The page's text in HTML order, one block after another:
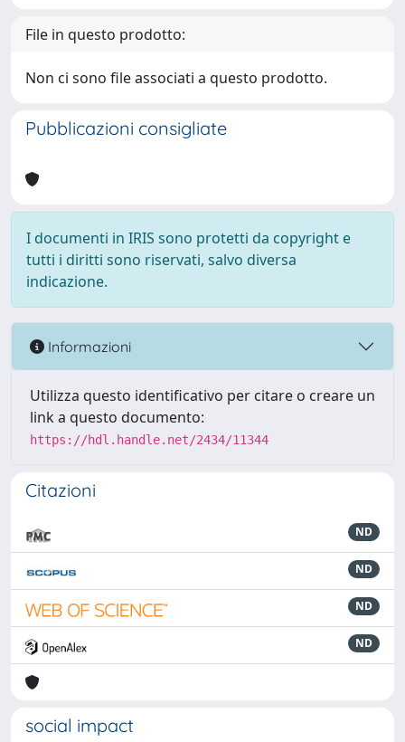
File in questo prodotto:
Non ci sono file associati a questo prodotto.
Pubblicazioni consigliate
I documenti in IRIS sono protetti da copyright e
tutti i diritti sono riservati, salvo diversa
indicazione.
Informazioni
Utilizza questo identificativo per citare o creare un
link a questo documento:
https://hdl.handle.net/2434/11344
Citazioni
ND
ND
ND
ND
social impact